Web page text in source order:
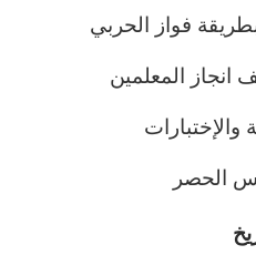
فواز الحربي
المعلمين
والإختبارات
الحصر